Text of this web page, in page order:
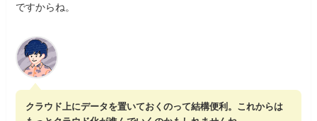
ですからね。
クラウド上にデータを置いておくのって結構便利。これからは